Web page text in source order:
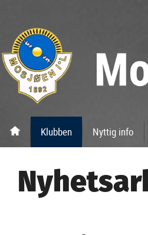
Klubben Nyttig info